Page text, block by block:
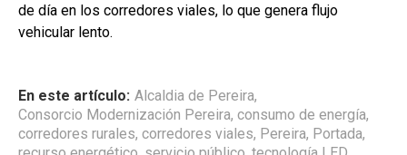
de día en los corredores viales, lo que genera flujo
vehicular lento.
En este artículo: Alcaldia de Pereira,
Consorcio Modernización Pereira, consumo de energía,
corredores rurales, corredores viales, Pereira, Portada,